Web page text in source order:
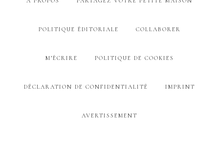
POLITIQUE ÉDITORIALE COLLABORER
M’ÉCRIRE POLITIQUE DE COOKIES
DÉCLARATION DE CONFIDENTIALITÉ IMPRINT
AVERTISSEMENT